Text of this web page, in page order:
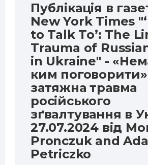
Публікація в
New York Times
to Talk To’: The
Trauma of
in Ukraine" -
ким
затяжна травма
російського
зґвалтування в
27.07.2024 від
Pronczuk and Ada
Petriczko